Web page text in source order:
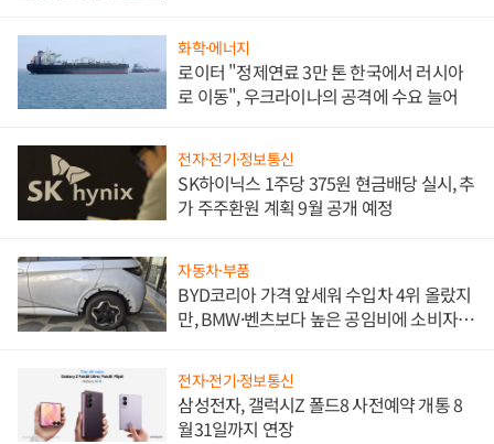
화학·에너지
로이터 "정제연료 3만 톤 한국에서 러시아
로 이동", 우크라이나의 공격에 수요 늘어
전자·전기·정보통신
SK하이닉스 1주당 375원 현금배당 실시, 추
가 주주환원 계획 9월 공개 예정
자동차·부품
BYD코리아 가격 앞세워 수입차 4위 올랐지
만, BMW·벤츠보다 높은 공임비에 소비자
전자·전기·정보통신
삼성전자, 갤럭시Z 폴드8 사전예약 개통 8
월31일까지 연장